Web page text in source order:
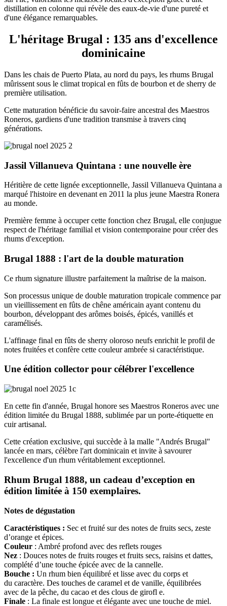
distillation en colonne qui révèle des eaux-de-vie d'une pureté et
d'une élégance remarquables.
L'héritage Brugal : 135 ans d'excellence
dominicaine
Dans les chais de Puerto Plata, au nord du pays, les rhums Brugal
mûrissent sous le climat tropical en fûts de bourbon et de sherry de
première utilisation.
Cette maturation bénéficie du savoir-faire ancestral des Maestros
Roneros, gardiens d'une tradition transmise à travers cinq
générations.
Jassil Villanueva Quintana : une nouvelle ère
Héritière de cette lignée exceptionnelle, Jassil Villanueva Quintana a
marqué l'histoire en devenant en 2011 la plus jeune Maestra Ronera
au monde.
Première femme à occuper cette fonction chez Brugal, elle conjugue
respect de l'héritage familial et vision contemporaine pour créer des
rhums d'exception.
Brugal 1888 : l'art de la double maturation
Ce rhum signature illustre parfaitement la maîtrise de la maison.
Son processus unique de double maturation tropicale commence par
un vieillissement en fûts de chêne américain ayant contenu du
bourbon, développant des arômes boisés, épicés, vanillés et
caramélisés.
L'affinage final en fûts de sherry oloroso neufs enrichit le profil de
notes fruitées et confère cette couleur ambrée si caractéristique.
Une édition collector pour célébrer l'excellence
En cette fin d'année, Brugal honore ses Maestros Roneros avec une
édition limitée du Brugal 1888, sublimée par un porte-étiquette en
cuir artisanal.
Cette création exclusive, qui succède à la malle "Andrés Brugal"
lancée en mars, célèbre l'art dominicain et invite à savourer
l'excellence d'un rhum véritablement exceptionnel.
Rhum Brugal 1888, un cadeau d’exception en
édition limitée à 150 exemplaires.
Notes de dégustation
Caractéristiques : Sec et fruité sur des notes de fruits secs, zeste
d’orange et épices.
Couleur : Ambré profond avec des reflets rouges
Nez : Douces notes de fruits rouges et fruits secs, raisins et dattes,
complété d’une touche épicée avec de la cannelle.
Bouche : Un rhum bien équilibré et lisse avec du corps et
du caractère. Des touches de caramel et de vanille, équilibrées
avec de la pêche, du cacao et des clous de girofl e.
Finale : La finale est longue et élégante avec une touche de miel.